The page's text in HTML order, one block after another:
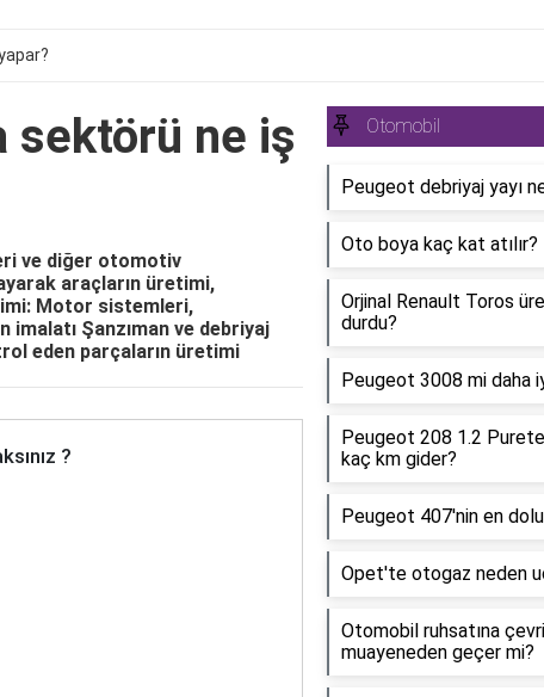
sektörü ne iş
ve diğer otomotiv
araçların üretimi,
Motor sistemleri,
Şanzıman ve debriyaj
eden parçaların üretimi
?
Otomobil
Peugeot debriyaj yayı
Oto boya kaç kat atılır?
Orjinal Renault Toros
durdu?
Peugeot 3008 mi daha
Peugeot 208 1.2
kaç km gider?
Peugeot 407'nin en
Opet'te otogaz neden
Otomobil ruhsatına
muayeneden geçer mi?